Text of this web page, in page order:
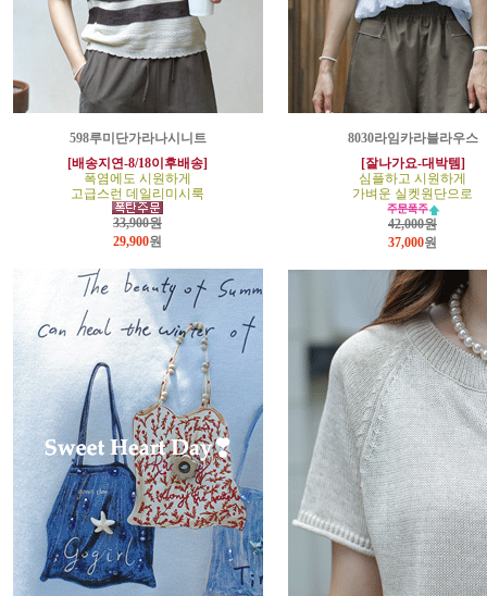
598루미단가라나시니트
[배송지연-8/18이후배송]
폭염에도 시원하게
고급스런 데일리미시룩
33,900원
29,900원
8030라임카라블라우스
[잘나가요-대박템]
심플하고 시원하게
가벼운 실켓원단으로
42,000원
37,000원